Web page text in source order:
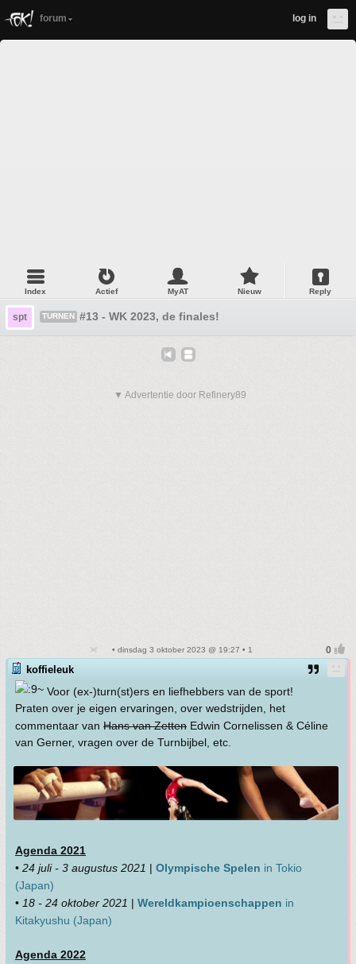
forum log in
Index Actief MyAT Nieuw Reply
spt TURNEN #13 - WK 2023, de finales!
▼ Advertentie door Refinery89
• dinsdag 3 oktober 2023 @ 19:27 • 1
koffieleuk
Voor (ex-)turn(st)ers en liefhebbers van de sport!
Praten over je eigen ervaringen, over wedstrijden, het
commentaar van Hans van Zetten Edwin Cornelissen & Céline
van Gerner, vragen over de Turnbijbel, etc.
Agenda 2021
• 24 juli - 3 augustus 2021 | Olympische Spelen in Tokio
(Japan)
• 18 - 24 oktober 2021 | Wereldkampioenschappen in
Kitakyushu (Japan)
Agenda 2022